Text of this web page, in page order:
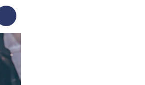
Telegram